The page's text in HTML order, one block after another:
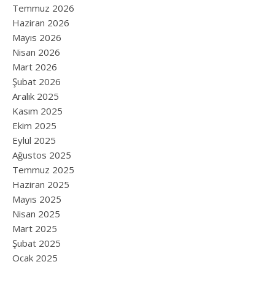
Temmuz 2026
Haziran 2026
Mayıs 2026
Nisan 2026
Mart 2026
Şubat 2026
Aralık 2025
Kasım 2025
Ekim 2025
Eylül 2025
Ağustos 2025
Temmuz 2025
Haziran 2025
Mayıs 2025
Nisan 2025
Mart 2025
Şubat 2025
Ocak 2025